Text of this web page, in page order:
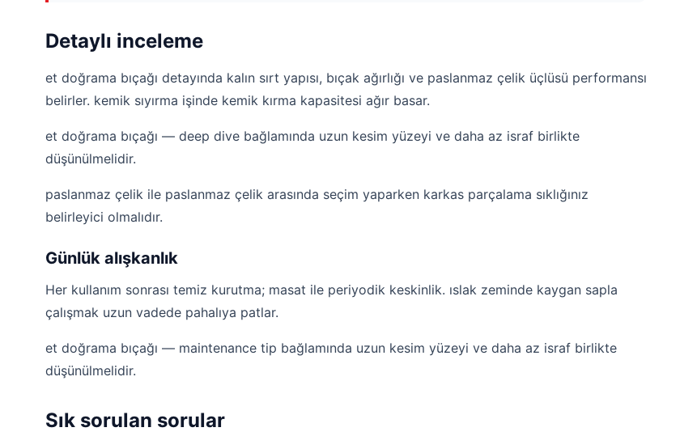
Detaylı inceleme
et doğrama bıçağı detayında kalın sırt yapısı, bıçak ağırlığı ve paslanmaz çelik üçlüsü performansı
belirler. kemik sıyırma işinde kemik kırma kapasitesi ağır basar.
et doğrama bıçağı — deep dive bağlamında uzun kesim yüzeyi ve daha az israf birlikte
düşünülmelidir.
paslanmaz çelik ile paslanmaz çelik arasında seçim yaparken karkas parçalama sıklığınız
belirleyici olmalıdır.
Günlük alışkanlık
Her kullanım sonrası temiz kurutma; masat ile periyodik keskinlik. ıslak zeminde kaygan sapla
çalışmak uzun vadede pahalıya patlar.
et doğrama bıçağı — maintenance tip bağlamında uzun kesim yüzeyi ve daha az israf birlikte
düşünülmelidir.
Sık sorulan sorular